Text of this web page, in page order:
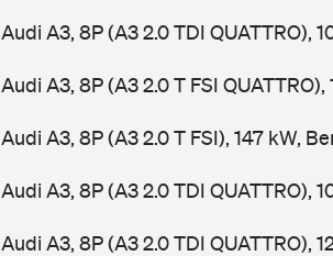
Audi A3, 8P (A3 2.0 TDI QUATTRO),
Audi A3, 8P (A3 2.0 T FSI
Audi A3, 8P (A3 2.0 T FSI), 147 kW,
Audi A3, 8P (A3 2.0 TDI QUATTRO),
Audi A3, 8P (A3 2.0 TDI QUATTRO),